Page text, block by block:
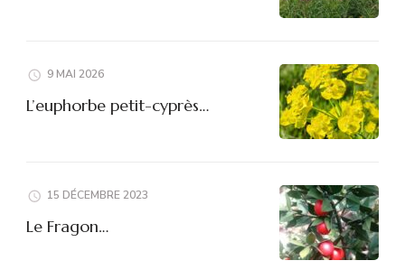
9 MAI 2026
L’euphorbe petit-cyprès…
15 DÉCEMBRE 2023
Le Fragon…